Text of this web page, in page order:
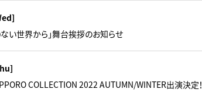
い世界から」舞台挨拶のお知らせ
COLLECTION 2022 AUTUMN/WINTER出演決定！